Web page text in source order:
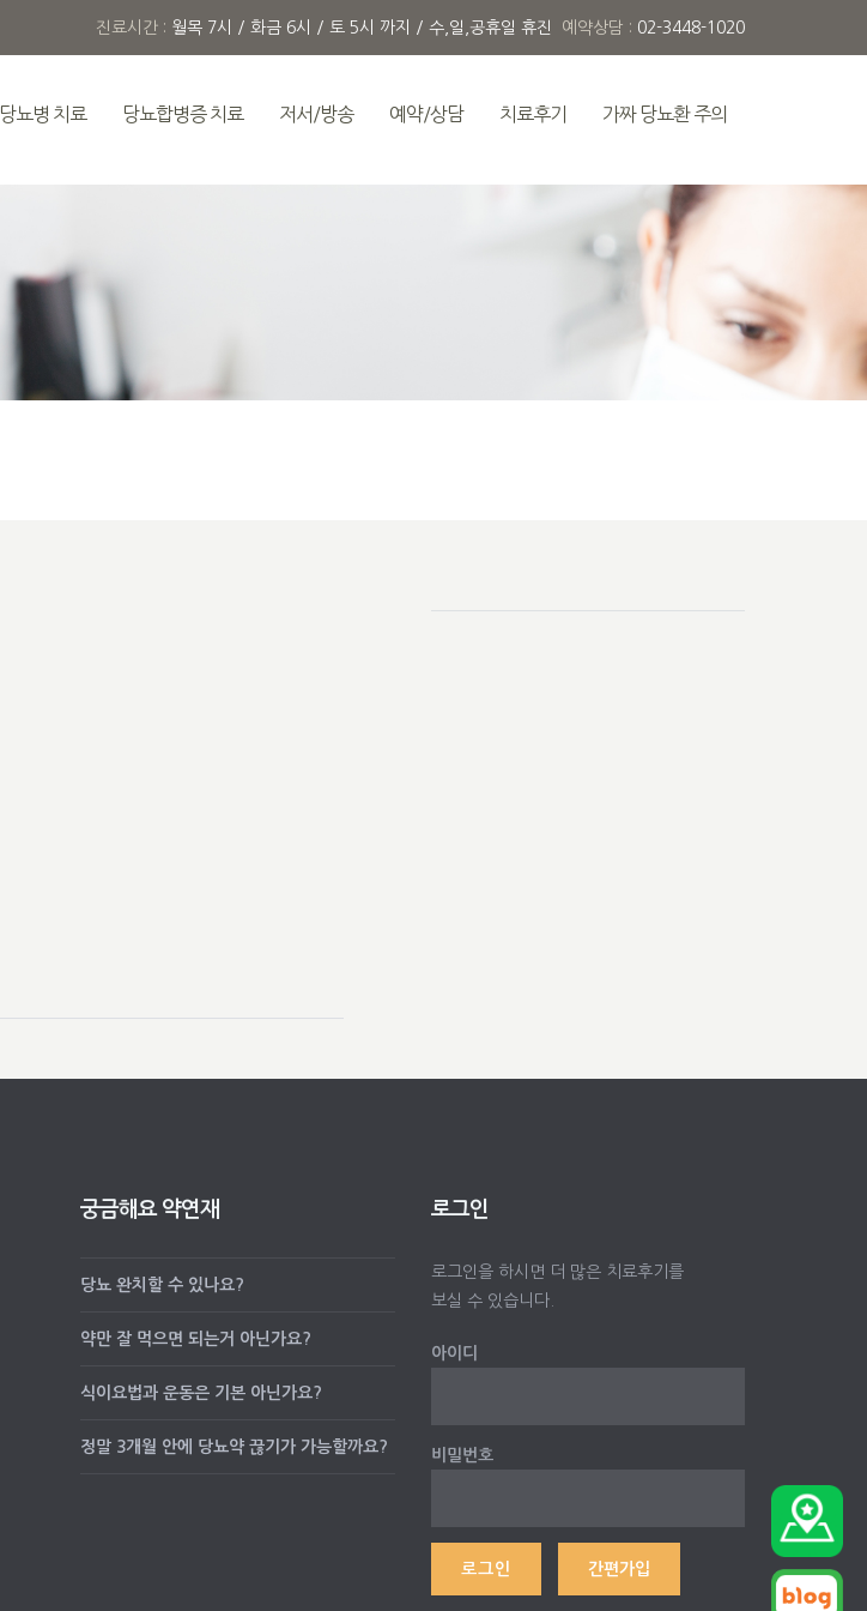
진료시간 : 월목 7시 / 화금 6시 / 토 5시 까지 / 수,일,공휴일 휴진 예약상담 : 02-3448-1020
당뇨병 치료 당뇨합병증 치료 저서/방송 예약/상담 치료후기 가짜 당뇨환 주의
궁금해요 약연재
당뇨 완치할 수 있나요?
약만 잘 먹으면 되는거 아닌가요?
식이요법과 운동은 기본 아닌가요?
정말 3개월 안에 당뇨약 끊기가 가능할까요?
로그인
로그인을 하시면 더 많은 치료후기를
보실 수 있습니다.
아이디
비밀번호
간편가입